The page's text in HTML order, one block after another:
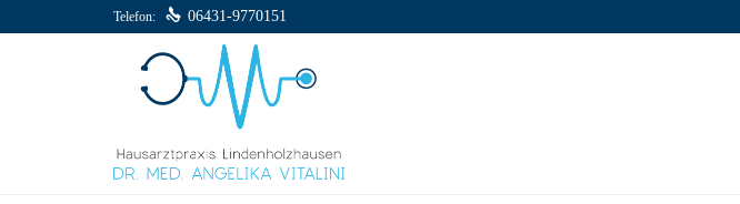
Telefon:  06431-9770151